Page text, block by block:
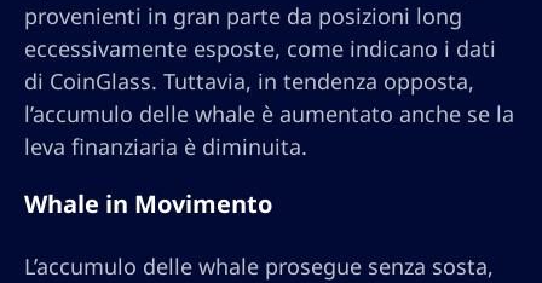
provenienti in gran parte da posizioni long
eccessivamente esposte, come indicano i dati
di CoinGlass. Tuttavia, in tendenza opposta,
l’accumulo delle whale è aumentato anche se la
leva finanziaria è diminuita.
Whale in Movimento
L’accumulo delle whale prosegue senza sosta,